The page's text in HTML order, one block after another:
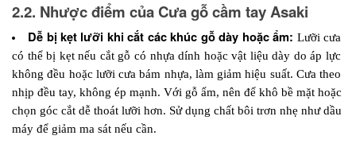
2.2. Nhược điểm của Cưa gỗ cầm tay Asaki
Dễ bị kẹt lưỡi khi cắt các khúc gỗ dày hoặc ẩm: Lưỡi cưa
có thể bị kẹt nếu cắt gỗ có nhựa dính hoặc vật liệu dày do áp lực
không đều hoặc lưỡi cưa bám nhựa, làm giảm hiệu suất. Cưa theo
nhịp đều tay, không ép mạnh. Với gỗ ẩm, nên để khô bề mặt hoặc
chọn góc cắt dễ thoát lưỡi hơn. Sử dụng chất bôi trơn nhẹ như dầu
máy để giảm ma sát nếu cần.